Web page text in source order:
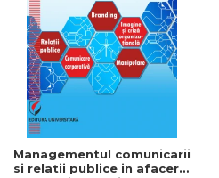
ADMINISTRATIVE
ȘTIINȚE ECONOMICE
ȘTIINȚE EXACTE
EDUCAȚIE FIZICĂ ȘI SPORT
PREUNIVERSITARIA
TIMP LIBER
ÎN CURS DE APARIȚIE
Cum Cumpăr
Livrare
Politica de Retur
Formular de Retur
Distribuitori
Managementul comunicarii
si relatii publice in afaceri -